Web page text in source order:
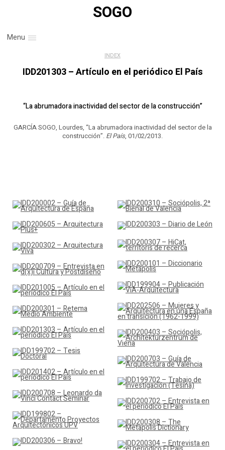
SOGO
Menu
INDEX
IDD201303 – Artículo en el periódico El País
“La abrumadora inactividad del sector de la construcción”
GARCÍA SOGO, Lourdes, “La abrumadora inactividad del sector de la
construcción”. El País, 01/02/2013.